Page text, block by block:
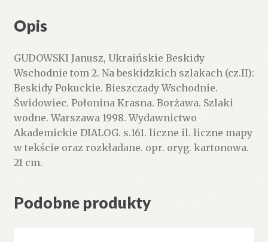
beskidzkich
(cz.II):
Beskidy
Pokuckie.
Bieszczady
Wschodnie.
Świdowiec.
Połonina
Krasna.
wodne.
Opis
GUDOWSKI Janusz, Ukraińskie Beskidy
Wschodnie tom 2. Na beskidzkich szlakach (cz.II):
Beskidy Pokuckie. Bieszczady Wschodnie.
Świdowiec. Połonina Krasna. Borżawa. Szlaki
wodne. Warszawa 1998. Wydawnictwo
Akademickie DIALOG. s.161. liczne il. liczne mapy
w tekście oraz rozkładane. opr. oryg. kartonowa.
21 cm.
Podobne produkty